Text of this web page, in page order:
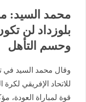
محمد السيد:
بلوزداد لن
وحسم التأهل
وقال محمد السيد في
للاتحاد الإفريقي
قوة لمباراة العودة،